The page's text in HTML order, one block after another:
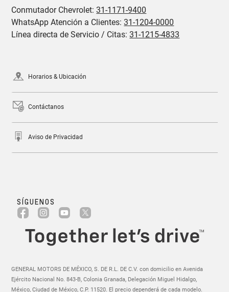
GENERAL MOTORS DE MÉXICO, S. DE R.L. DE C.V. con domicilio en Avenida
Ejército Nacional No. 843-B, Colonia Granada, Delegación Miguel Hidalgo,
México, Ciudad de México, C.P. 11520. El precio dependerá de cada modelo.